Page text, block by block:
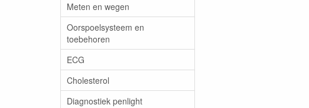
Meten en wegen
Oorspoelsysteem en
toebehoren
ECG
Cholesterol
Diagnostiek penlight